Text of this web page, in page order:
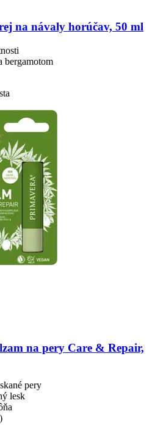
na návaly horúčav, 50 ml
bergamotom
na pery Care & Repair,
pery
lesk